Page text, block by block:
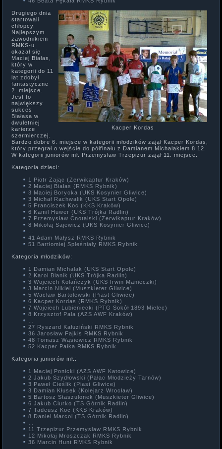
Kacper Kordas
Drugiego dnia
startowali
chłopcy.
Najlepszym
zawodnikiem
RMKS-u
okazał się
Maciej Białas,
który w
kategorii do 11
lat zdobył
fantastyczne
2. miejsce.
Jest to
największy
sukces
Białasa w
dwuletniej
karierze
szermierczej.
Bardzo dobre 6. miejsce w kategorii młodzików zajął Kacper Kordas,
który przegrał o wejście do półfinału z Damianem Michalakiem 8:12.
W kategorii juniorów mł. Przemysław Trzepizur zajął 11. miejsce.
Kategoria dzieci:
1 Piotr Zając (Zerwikaptur Kraków)
2 Maciej Białas (RMKS Rybnik)
3 Maciej Borycka (UKS Kosynier Gliwice)
3 Michał Rachwalik (UKS Start Opole)
5 Franciszek Koc (KKS Kraków)
6 Kamil Huwer (UKS Trójka Radlin)
7 Przemysław Cnotalski (Zerwikaptur Kraków)
8 Mikołaj Sajewicz (UKS Kosynier Gliwice)
41 Adam Małysz RMKS Rybnik
51 Bartłomiej Spleśniały RMKS Rybnik
Kategoria młodzików:
1 Damian Michalak (UKS Start Opole)
2 Karol Blanik (UKS Trójka Radlin)
3 Wojciech Kolańczyk (UKS Irwin Manieczki)
3 Marcin Nikiel (Muszkieter Gliwice)
5 Wacław Bartolewski (Piast Gliwice)
6 Kacper Kordas (RMKS Rybnik)
7 Wojciech Lubieniecki (PTG Sokół 1893 Mielec)
8 Krzysztof Pala (AZS AWF Kraków)
27 Ryszard Kałuziński RMKS Rybnik
36 Jarosław Fajkis RMKS Rybnik
48 Tomasz Wąsiewicz RMKS Rybnik
52 Kacper Pałka RMKS Rybnik
Kategoria juniorów mł.:
1 Maciej Ponicki (AZS AWF Katowice)
2 Jakub Szydłowski (Pałac Młodzieży Tarnów)
3 Paweł Cieślik (Piast Gliwice)
3 Damian Kłusek (Kolejarz Wrocław)
5 Bartosz Staszulonek (Muszkieter Gliwice)
6 Jakub Ciurko (TS Górnik Radlin)
7 Tadeusz Koc (KKS Kraków)
8 Daniel Marcol (TS Górnik Radlin)
11 Trzepizur Przemysław RMKS Rybnik
12 Mikołaj Mroszczak RMKS Rybnik
36 Marcin Hunt RMKS Rybnik